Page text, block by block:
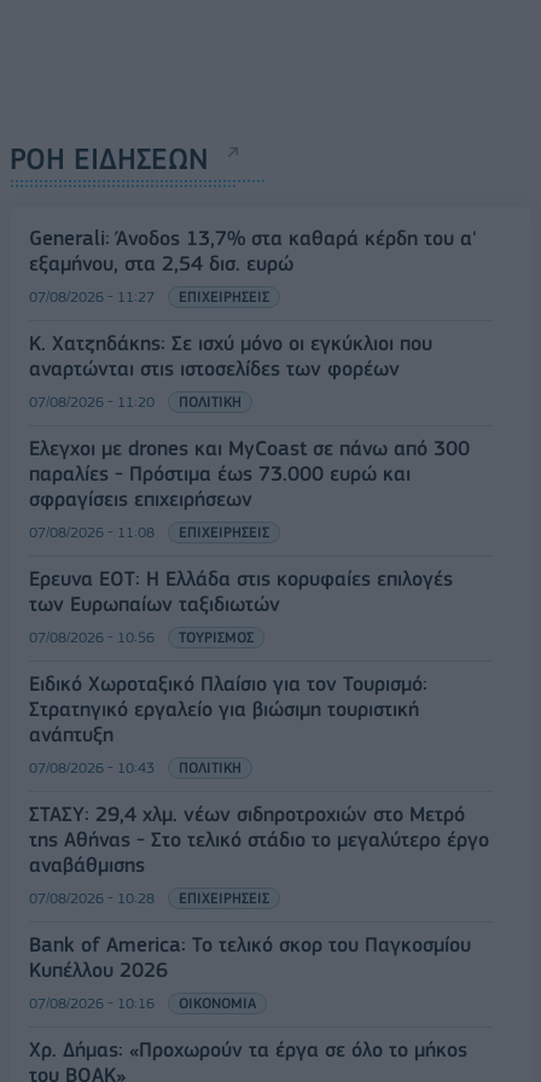
ΡΟΗ ΕΙΔΗΣΕΩΝ
Generali: Άνοδος 13,7% στα καθαρά κέρδη του α'
εξαμήνου, στα 2,54 δισ. ευρώ
07/08/2026 - 11:27 ΕΠΙΧΕΙΡΗΣΕΙΣ
Κ. Χατζηδάκης: Σε ισχύ μόνο οι εγκύκλιοι που
αναρτώνται στις ιστοσελίδες των φορέων
07/08/2026 - 11:20 ΠΟΛΙΤΙΚΗ
Έλεγχοι με drones και MyCoast σε πάνω από 300
παραλίες - Πρόστιμα έως 73.000 ευρώ και
σφραγίσεις επιχειρήσεων
07/08/2026 - 11:08 ΕΠΙΧΕΙΡΗΣΕΙΣ
Έρευνα ΕΟΤ: Η Ελλάδα στις κορυφαίες επιλογές
των Ευρωπαίων ταξιδιωτών
07/08/2026 - 10:56 ΤΟΥΡΙΣΜΟΣ
Ειδικό Χωροταξικό Πλαίσιο για τον Τουρισμό:
Στρατηγικό εργαλείο για βιώσιμη τουριστική
ανάπτυξη
07/08/2026 - 10:43 ΠΟΛΙΤΙΚΗ
ΣΤΑΣΥ: 29,4 χλμ. νέων σιδηροτροχιών στο Μετρό
της Αθήνας - Στο τελικό στάδιο το μεγαλύτερο έργο
αναβάθμισης
07/08/2026 - 10:28 ΕΠΙΧΕΙΡΗΣΕΙΣ
Bank of America: Το τελικό σκορ του Παγκοσμίου
Κυπέλλου 2026
07/08/2026 - 10:16 ΟΙΚΟΝΟΜΙΑ
Χρ. Δήμας: «Προχωρούν τα έργα σε όλο το μήκος
του ΒΟΑΚ»